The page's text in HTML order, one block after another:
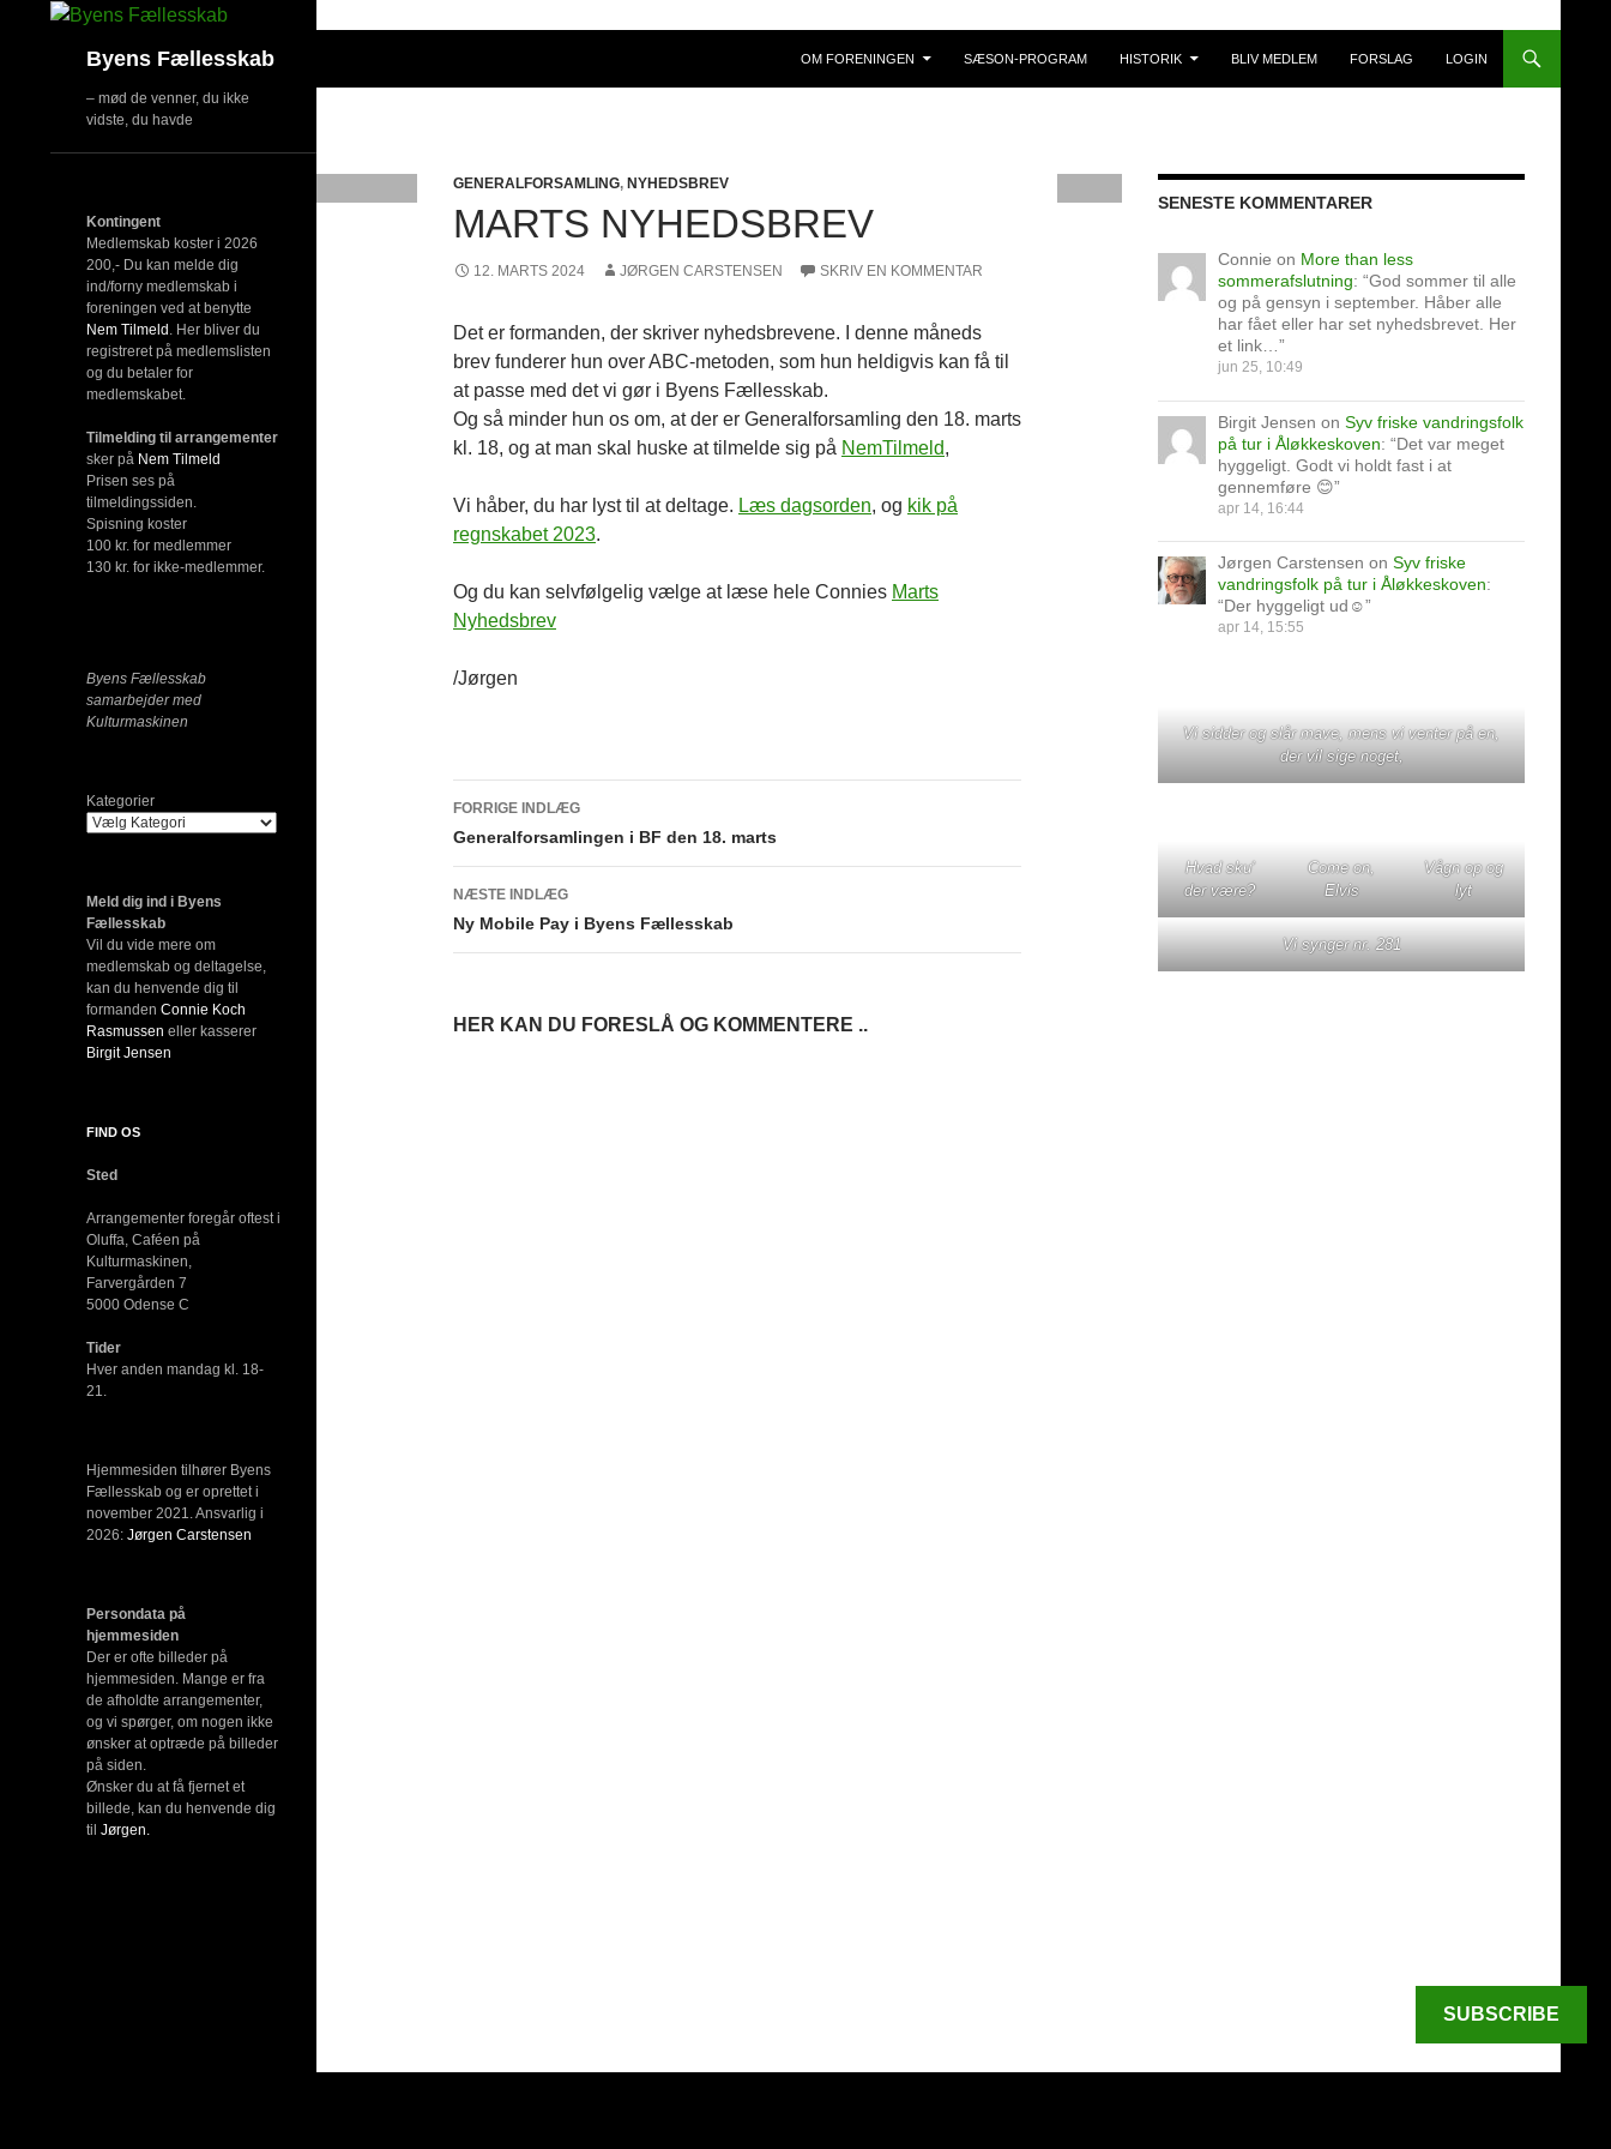
Byens Fællesskab OM FORENINGEN SÆSON-PROGRAM HISTORIK BLIV MEDLEM FORSLAG LOGIN
GENERALFORSAMLING, NYHEDSBREV
MARTS NYHEDSBREV
12. MARTS 2024 JØRGEN CARSTENSEN SKRIV EN KOMMENTAR
Det er formanden, der skriver nyhedsbrevene. I denne måneds
brev funderer hun over ABC-metoden, som hun heldigvis kan få til
at passe med det vi gør i Byens Fællesskab.
Og så minder hun os om, at der er Generalforsamling den 18. marts
kl. 18, og at man skal huske at tilmelde sig på NemTilmeld,
Vi håber, du har lyst til at deltage. Læs dagsorden, og kik på
regnskabet 2023.
Og du kan selvfølgelig vælge at læse hele Connies Marts
Nyhedsbrev
/Jørgen
Indlægsnavigation
FORRIGE INDLÆG
Generalforsamlingen i BF den 18. marts
NÆSTE INDLÆG
Ny Mobile Pay i Byens Fællesskab
HER KAN DU FORESLÅ OG KOMMENTERE ..
SENESTE KOMMENTARER
Connie on More than less
sommerafslutning: “God sommer til alle
og på gensyn i september. Håber alle
har fået eller har set nyhedsbrevet. Her
et link… ”
jun 25, 10:49
Birgit Jensen on Syv friske vandringsfolk
på tur i Åløkkeskoven: “Det var meget
hyggeligt. Godt vi holdt fast i at
gennemføre 😊”
apr 14, 16:44
Jørgen Carstensen on Syv friske
vandringsfolk på tur i Åløkkeskoven:
“Der hyggeligt ud☺️”
apr 14, 15:55
Vi sidder og slår mave, mens vi venter på en,
der vil sige noget,
Hvad sku'
der være?
Come on,
Elvis
Vågn op og
lyt
Vi synger nr. 281
– mød de venner, du ikke
vidste, du havde
Kontingent
Medlemskab koster i 2026
200,- Du kan melde dig
ind/forny medlemskab i
foreningen ved at benytte
Nem Tilmeld . Her bliver du
registreret på medlemslisten
og du betaler for
medlemskabet.
Tilmelding til arrangementer
sker på Nem Tilmeld
Prisen ses på
tilmeldingssiden.
Spisning koster
100 kr. for medlemmer
130 kr. for ikke-medlemmer.
Byens Fællesskab
samarbejder med
Kulturmaskinen
Kategorier
Meld dig ind i Byens
Fællesskab
Vil du vide mere om
medlemskab og deltagelse,
kan du henvende dig til
formanden Connie Koch
Rasmussen eller kasserer
Birgit Jensen
FIND OS
Sted
Arrangementer foregår oftest i
Oluffa, Caféen på
Kulturmaskinen,
Farvergården 7
5000 Odense C
Tider
Hver anden mandag kl. 18-
21.
Hjemmesiden tilhører Byens
Fællesskab og er oprettet i
november 2021. Ansvarlig i
2026: Jørgen Carstensen
Persondata på
hjemmesiden
Der er ofte billeder på
hjemmesiden. Mange er fra
de afholdte arrangementer,
og vi spørger, om nogen ikke
ønsker at optræde på billeder
på siden.
Ønsker du at få fjernet et
billede, kan du henvende dig
til Jørgen.
SUBSCRIBE